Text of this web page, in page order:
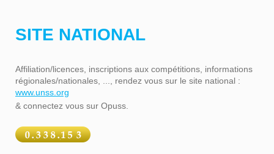
SITE NATIONAL
Affiliation/licences, inscriptions aux compétitions, informations
régionales/nationales, ..., rendez vous sur le site national :
www.unss.org
& connectez vous sur Opuss.